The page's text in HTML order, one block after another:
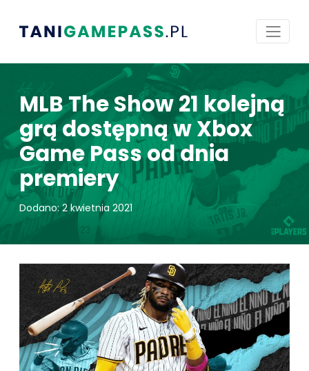
MLB The Show 21 kolejną
grą dostępną w Xbox
Game Pass od dnia
premiery
Dodano: 2 kwietnia 2021